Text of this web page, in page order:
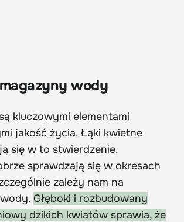
wody
kluczowymi elementami
jakość życia. Łąki kwietne
się w to stwierdzenie.
sprawdzają się w okresach
zależy nam na
Głęboki i rozbudowany
dzikich kwiatów sprawia, że